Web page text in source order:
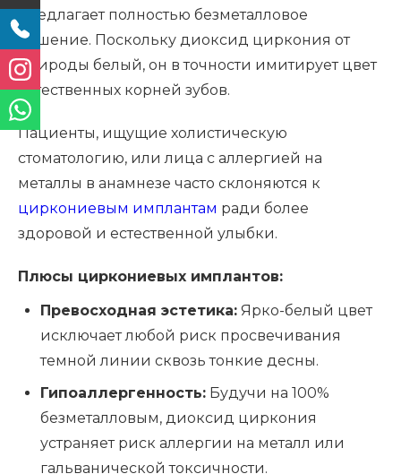
предлагает полностью безметалловое
решение. Поскольку диоксид циркония от
природы белый, он в точности имитирует цвет
естественных корней зубов.
Пациенты, ищущие холистическую
стоматологию, или лица с аллергией на
металлы в анамнезе часто склоняются к
циркониевым имплантам ради более
здоровой и естественной улыбки.
Плюсы циркониевых имплантов:
Превосходная эстетика: Ярко-белый цвет
исключает любой риск просвечивания
темной линии сквозь тонкие десны.
Гипоаллергенность: Будучи на 100%
безметалловым, диоксид циркония
устраняет риск аллергии на металл или
гальванической токсичности.